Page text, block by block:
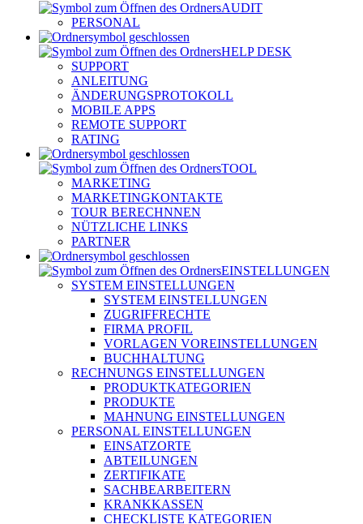
AUDIT
PERSONAL
HELP DESK
SUPPORT
ANLEITUNG
ÄNDERUNGSPROTOKOLL
MOBILE APPS
REMOTE SUPPORT
RATING
TOOL
MARKETING
MARKETINGKONTAKTE
TOUR BERECHNNEN
NÜTZLICHE LINKS
PARTNER
EINSTELLUNGEN
SYSTEM EINSTELLUNGEN
SYSTEM EINSTELLUNGEN
ZUGRIFFRECHTE
FIRMA PROFIL
VORLAGEN VOREINSTELLUNGEN
BUCHHALTUNG
RECHNUNGS EINSTELLUNGEN
PRODUKTKATEGORIEN
PRODUKTE
MAHNUNG EINSTELLUNGEN
PERSONAL EINSTELLUNGEN
EINSATZORTE
ABTEILUNGEN
ZERTIFIKATE
SACHBEARBEITERN
KRANKKASSEN
CHECKLISTE KATEGORIEN